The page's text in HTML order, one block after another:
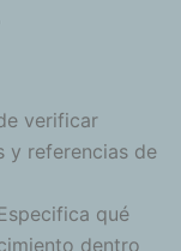
verificar
y referencias de
qué
dentro